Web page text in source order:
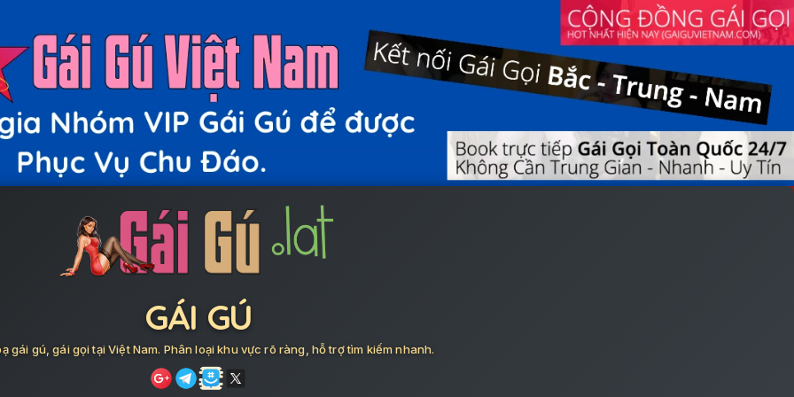
GÁI GÚ
gái gú, gái gọi tại Việt Nam. Phân loại khu vực rõ ràng, hỗ trợ tìm kiếm nhanh.